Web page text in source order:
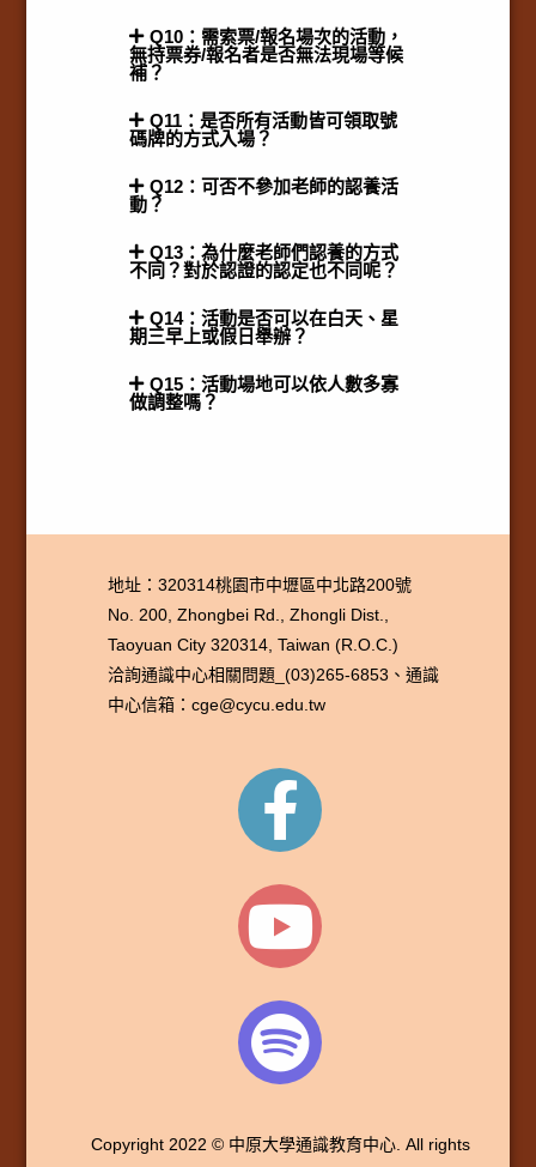
Q10：需索票/報名場次的活動，
無持票券/報名者是否無法現場等候
補？
Q11：是否所有活動皆可領取號
碼牌的方式入場？
Q12：可否不參加老師的認養活
動？
Q13：為什麼老師們認養的方式
不同？對於認證的認定也不同呢？
Q14：活動是否可以在白天、星
期三早上或假日舉辦？
Q15：活動場地可以依人數多寡
做調整嗎？
地址：320314桃園市中壢區中北路200號
No. 200, Zhongbei Rd., Zhongli Dist.,
Taoyuan City 320314, Taiwan (R.O.C.)
洽詢通識中心相關問題_(03)265-6853、通識
中心信箱：cge@cycu.edu.tw
Copyright 2022 © 中原大學通識教育中心. All rights